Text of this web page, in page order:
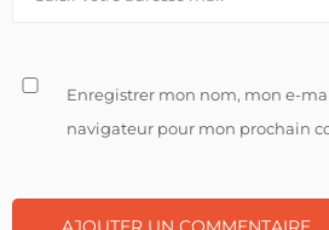
Enregistrer mon nom, mon e-
navigateur pour mon prochain